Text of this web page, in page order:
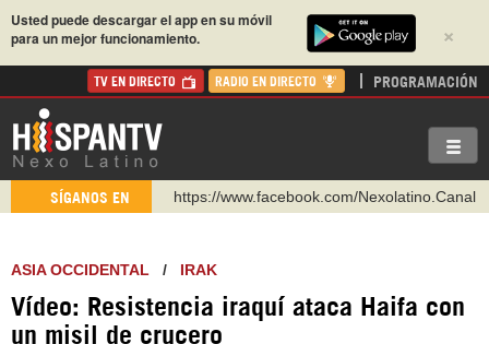
×
Usted puede descargar el app en su móvil
para un mejor funcionamiento.
TV EN DIRECTO RADIO EN DIRECTO PROGRAMACIÓN
SÍGANOS EN
https://www.facebook.com/Nexolatino.Canal
https://urmedium.com/c/hispantv
ASIA OCCIDENTAL / IRAK
Vídeo: Resistencia iraquí ataca Haifa con
un misil de crucero